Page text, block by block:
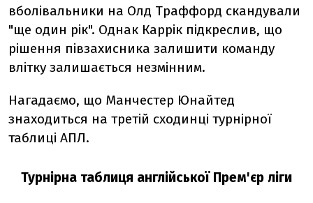
вболівальники на Олд Траффорд скандували
"ще один рік". Однак Каррік підкреслив, що
рішення півзахисника залишити команду
влітку залишається незмінним.
Нагадаємо, що Манчестер Юнайтед
знаходиться на третій сходинці турнірної
таблиці АПЛ.
Турнірна таблиця англійської Прем'єр ліги